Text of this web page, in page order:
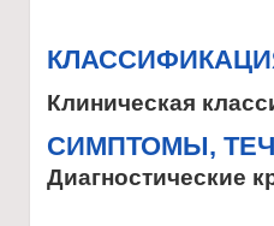
Клиническая
CИМПТОМЫ,
Диагностические